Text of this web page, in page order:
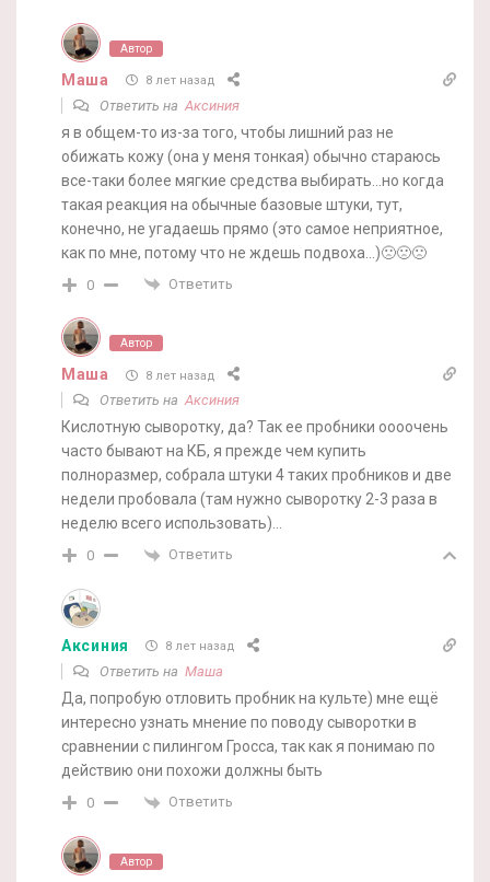
Автор
Маша 8 лет назад
Ответить на Аксиния
я в общем-то из-за того, чтобы лишний раз не
обижать кожу (она у меня тонкая) обычно стараюсь
все-таки более мягкие средства выбирать…но когда
такая реакция на обычные базовые штуки, тут,
конечно, не угадаешь прямо (это самое неприятное,
как по мне, потому что не ждешь подвоха…)🙁🙁🙁
0 Ответить
Автор
Маша 8 лет назад
Ответить наАксиния
Кислотную сыворотку, да? Так ее пробники оооочень
часто бывают на КБ, я прежде чем купить
полноразмер, собрала штуки 4 таких пробников и две
недели пробовала (там нужно сыворотку 2-3 раза в
неделю всего использовать)…
0 Ответить
Аксиния 8 лет назад
Ответить на Маша
Да, попробую отловить пробник на культе) мне ещё
интересно узнать мнение по поводу сыворотки в
сравнении с пилингом Гросса, так как я понимаю по
действию они похожи должны быть
0 Ответить
Автор